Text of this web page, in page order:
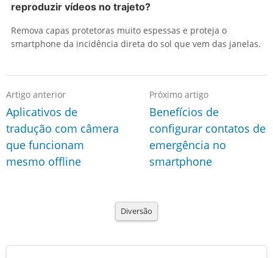
reproduzir vídeos no trajeto?
Remova capas protetoras muito espessas e proteja o
smartphone da incidência direta do sol que vem das janelas.
Artigo anterior
Aplicativos de
tradução com câmera
que funcionam
mesmo offline
Próximo artigo
Benefícios de
configurar contatos de
emergência no
smartphone
Diversão